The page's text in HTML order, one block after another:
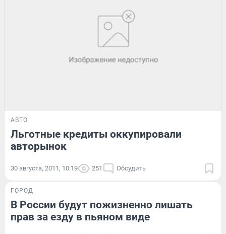
АВТО
Льготные кредиты оккупировали
авторынок
30 августа, 2011, 10:19 251 Обсудить
ГОРОД
В России будут пожизненно лишать
прав за езду в пьяном виде